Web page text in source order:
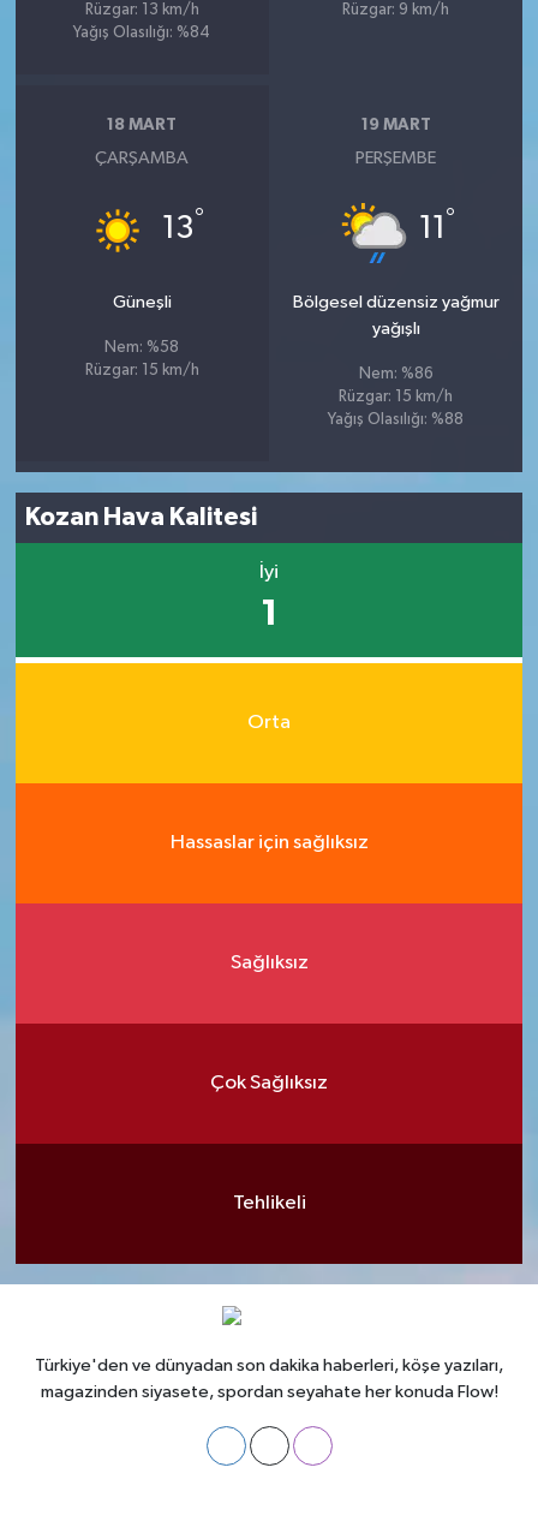
Rüzgar: 13 km/h
Yağış Olasılığı: %84
Rüzgar: 9 km/h
18 MART
ÇARŞAMBA
13°
Güneşli
Nem: %58
Rüzgar: 15 km/h
19 MART
PERŞEMBE
11 °
Bölgesel düzensiz yağmur
yağışlı
Nem: %86
Rüzgar: 15 km/h
Yağış Olasılığı: %88
Kozan Hava Kalitesi
İyi
1
Orta
Hassaslar için sağlıksız
Sağlıksız
Çok Sağlıksız
Tehlikeli
Türkiye'den ve dünyadan son dakika haberleri, köşe yazıları,
magazinden siyasete, spordan seyahate her konuda Flow!